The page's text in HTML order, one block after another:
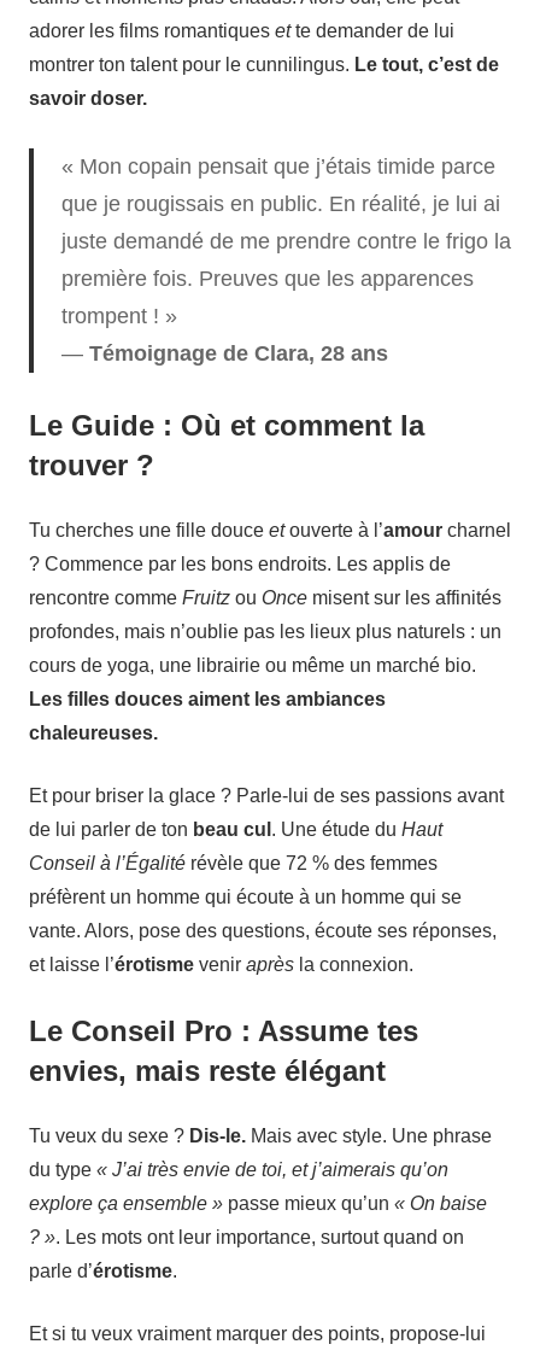
adorer les films romantiques ette demander de lui
montrer ton talent pour le cunnilingus. Le tout, c’est de
savoir doser.
« Mon copain pensait que j’étais timide parce
que je rougissais en public. En réalité, je lui ai
juste demandé de me prendre contre le frigo la
première fois. Preuves que les apparences
trompent ! »
— Témoignage de Clara, 28 ans
Le Guide : Où et comment la
trouver ?
Tu cherches une fille douce etouverte à l’amour charnel
? Commence par les bons endroits. Les applis de
rencontre comme Fruitz ou Once misent sur les affinités
profondes, mais n’oublie pas les lieux plus naturels : un
cours de yoga, une librairie ou même un marché bio.
Les filles douces aiment les ambiances
chaleureuses.
Et pour briser la glace ? Parle-lui de ses passions avant
de lui parler de ton beau cul . Une étude du Haut
Conseil à l’Égalité révèle que 72 % des femmes
préfèrent un homme qui écoute à un homme qui se
vante. Alors, pose des questions, écoute ses réponses,
et laisse l’érotisme venir après la connexion.
Le Conseil Pro : Assume tes
envies, mais reste élégant
Tu veux du sexe ? Dis-le. Mais avec style. Une phrase
du type « J’ai très envie de toi, et j’aimerais qu’on
explore ça ensemble » passe mieux qu’un « On baise
? ». Les mots ont leur importance, surtout quand on
parle d’érotisme.
Et si tu veux vraiment marquer des points, propose-lui